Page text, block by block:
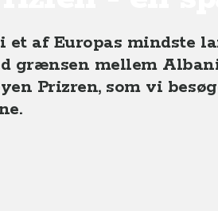
af Europas mindste
grænsen mellem
Prizren, som vi